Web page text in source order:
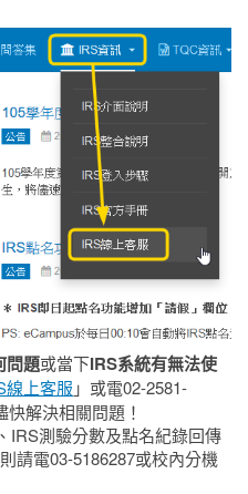
問題或當下IRS系統有無法使
線上客服 」或電02-2581-
解決相關問題！
IRS測驗分數及點名紀錄回傳
請電03-5186287或校內分機